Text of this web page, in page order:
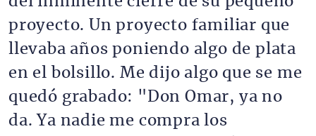
proyecto. Un proyecto familiar que
llevaba años poniendo algo de plata
en el bolsillo. Me dijo algo que se me
quedó grabado: "Don Omar, ya no
da. Ya nadie me compra los